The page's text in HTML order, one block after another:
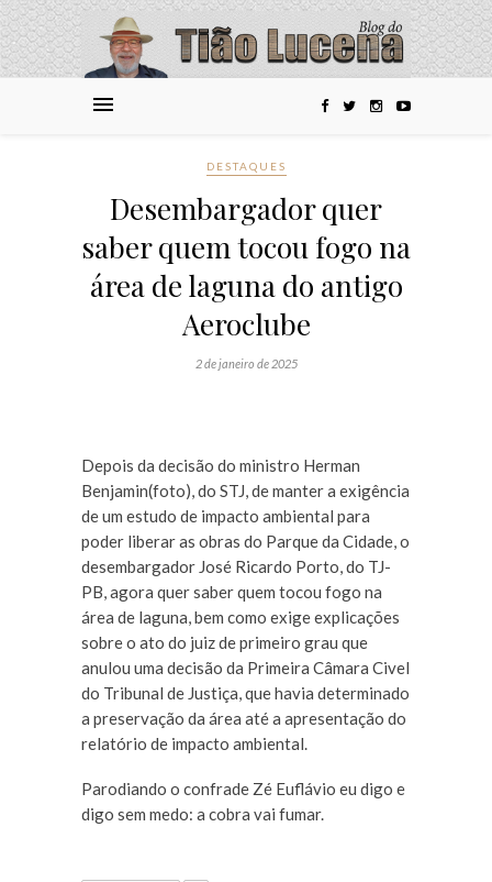
DESTAQUES
Desembargador quer
saber quem tocou fogo na
área de laguna do antigo
Aeroclube
2 de janeiro de 2025
Depois da decisão do ministro Herman
Benjamin(foto), do STJ, de manter a exigência
de um estudo de impacto ambiental para
poder liberar as obras do Parque da Cidade, o
desembargador José Ricardo Porto, do TJ-
PB, agora quer saber quem tocou fogo na
área de laguna, bem como exige explicações
sobre o ato do juiz de primeiro grau que
anulou uma decisão da Primeira Câmara Civel
do Tribunal de Justiça, que havia determinado
a preservação da área até a apresentação do
relatório de impacto ambiental.
Parodiando o confrade Zé Euflávio eu digo e
digo sem medo: a cobra vai fumar.